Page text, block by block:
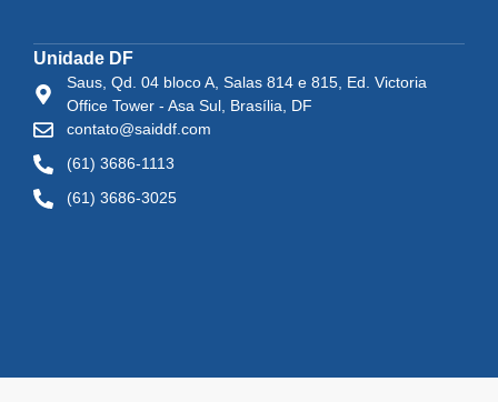
Unidade DF
Saus, Qd. 04 bloco A, Salas 814 e 815, Ed. Victoria
Office Tower - Asa Sul, Brasília, DF
contato@saiddf.com
(61) 3686-1113
(61) 3686-3025